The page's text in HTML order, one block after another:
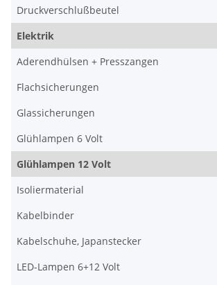
Druckverschlußbeutel
Elektrik
Aderendhülsen + Presszangen
Flachsicherungen
Glassicherungen
Glühlampen 6 Volt
Glühlampen 12 Volt
Isoliermaterial
Kabelbinder
Kabelschuhe, Japanstecker
LED-Lampen 6+12 Volt